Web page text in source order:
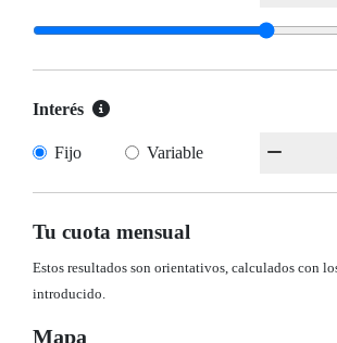
Interés
Fijo Variable
Tu cuota mensual
Estos resultados son orientativos, calculados con
introducido.
Mapa